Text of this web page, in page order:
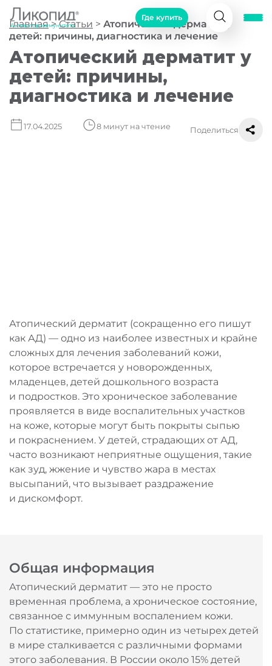
Активатор иммунитета
Где купить
Главная>Статьи > Атопический дерматит у
детей: причины, диагностика и лечение
Атопический дерматит у
детей: причины,
диагностика и лечение
17.04.2025 8 минут на чтение Поделиться
Атопический дерматит (сокращенно его пишут
как АД) — одно из наиболее известных и крайне
сложных для лечения заболеваний кожи,
которое встречается у новорожденных,
младенцев, детей дошкольного возраста
и подростков. Это хроническое заболевание
проявляется в виде воспалительных участков
на коже, которые могут быть покрыты сыпью
и покраснением. У детей, страдающих от АД,
часто возникают неприятные ощущения, такие
как зуд, жжение и чувство жара в местах
высыпаний, что вызывает раздражение
и дискомфорт.
Общая информация
Атопический дерматит — это не просто
временная проблема, а хроническое состояние,
связанное с иммунным воспалением кожи.
По статистике, примерно один из четырех детей
в мире сталкивается с различными формами
этого заболевания. В России около 15% детей